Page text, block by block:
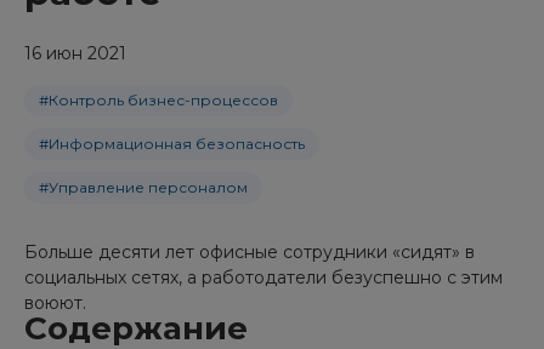
16 июн 2021
#Контроль бизнес-процессов
#Информационная безопасность
#Управление персоналом
Больше десяти лет офисные сотрудники «сидят» в
социальных сетях, а работодатели безуспешно с этим
воюют.
Содержание